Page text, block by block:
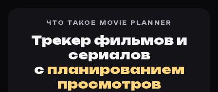
ЧТО ТАКОЕ MOVIE PLANNER
Трекер фильмов и
сериалов
с планированием
просмотров